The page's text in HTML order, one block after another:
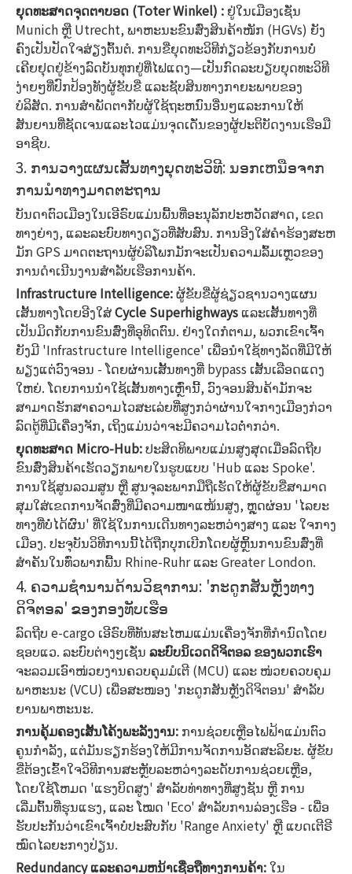
ຍຸດທະສາດຈຸດຕາບອດ (Toter Winkel) : ຢູ່ໃນເມືອງເຊັ່ນ
Munich ຫຼື Utrecht, ພາຫະນະຂົນສົ່ງສິນຄ້າໜັກ (HGVs) ຍັງ
ຄົງເປັນປັດໃຈສ່ຽງຕົ້ນຕໍ. ການຂີ່ຍຸດທະວິທີກ່ຽວຂ້ອງກັບການບໍ່
ເຄີຍຢຸດຢູ່ຂ້າງລົດບັນທຸກຢູ່ທີ່ໄຟແດງ—ເປັນກົດລະບຽບຍຸດທະວິທີ
ງ່າຍໆທີ່ປົກປ້ອງທັງຜູ້ຂັບຂີ່ ແລະຊັບສິນທາງກາຍະພາບຂອງ
ບໍລິສັດ. ການສໍາພັດຕາກັບຜູ້ໃຊ້ຖະຫນົນອື່ນໆແລະການໃຫ້
ສັນຍານທີ່ຊັດເຈນແລະໄວແມ່ນຈຸດເດັ່ນຂອງຜູ້ປະຕິບັດງານເຮືອມື
ອາຊີບ.
3. ການວາງແຜນເສັ້ນທາງຍຸດທະວິທີ: ນອກເຫນືອຈາກ
ການນໍາທາງມາດຕະຖານ
ບັນດາຕົວເມືອງໃນເອີຣົບແມ່ນພື້ນທີ່ອະນຸລັກປະຫວັດສາດ, ເຂດ
ທາງຍ່າງ, ແລະລະບົບທາງດຽວທີ່ສັບສົນ. ການອີງໃສ່ຄໍາຮ້ອງສະຫ
ມັກ GPS ມາດຕະຖານຜູ້ບໍລິໂພກມັກຈະເປັນຄວາມລົ້ມເຫຼວຂອງ
ການດໍາເນີນງານສໍາລັບເຮືອການຄ້າ.
Infrastructure Intelligence:ຜູ້ຂັບຂີ່ຜູ້ຊ່ຽວຊານວາງແຜນ
ເສັ້ນທາງໂດຍອີງໃສ່Cycle Superhighways ແລະເສັ້ນທາງທີ່
ເປັນມິດກັບການຂົນສົ່ງທີ່ອຸທິດຕົນ. ຢ່າງໃດກໍຕາມ, ພວກເຂົາເຈົ້າ
ຍັງມີ 'Infrastructure Intelligence' ເພື່ອນໍາໃຊ້ທາງລັດທີ່ມີໃຫ້
ພຽງແຕ່ວົງຈອນ - ໂດຍຜ່ານເສັ້ນທາງທີ່ bypass ເສັ້ນເລືອດແດງ
ໃຫຍ່. ໂດຍການນໍາໃຊ້ເສັ້ນທາງເຫຼົ່ານີ້, ວົງຈອນສິນຄ້າມັກຈະ
ສາມາດຮັກສາຄວາມໄວສະເລ່ຍທີ່ສູງກວ່າຜ່ານໃຈກາງເມືອງກ່ວາ
ລົດຕູ້ທີ່ມີເຄື່ອງຈັກ, ເຖິງແມ່ນວ່າຈະມີຄວາມໄວຕ່ໍາກວ່າ.
ຍຸດທະສາດ Micro-Hub:ປະສິດທິພາບແມ່ນສູງສຸດເມື່ອລົດຖີບ
ຂົນສົ່ງສິນຄ້າເຮັດວຽກພາຍໃນຮູບແບບ 'Hub ແລະ Spoke'.
ການໃຊ້ສູນລວມສູນ ຫຼື ສູນຈຸລະພາກມືຖືເຮັດໃຫ້ຜູ້ຂັບຂີ່ສາມາດ
ສຸມໃສ່ເຂດການຈັດສົ່ງທີ່ມີຄວາມໜາແໜ້ນສູງ, ຫຼຸດຜ່ອນ 'ໄລຍະ
ທາງທີ່ບໍ່ໄດ້ຜົນ' ທີ່ໃຊ້ໃນການເດີນທາງລະຫວ່າງສາງ ແລະ ໃຈກາງ
ເມືອງ. ປະຈຸບັນວິທີການນີ້ໄດ້ຖືກບຸກເບີກໂດຍຜູ້ຫຼິ້ນການຂົນສົ່ງທີ່
ສໍາຄັນໃນທົ່ວພາກພື້ນ Rhine-Ruhr ແລະ Greater London.
4. ຄວາມຊຳນານດ້ານວິຊາການ: 'ກະດູກສັນຫຼັງທາງ
ດິຈິຕອລ' ຂອງກອງທັບເຮືອ
ລົດຖີບ e-cargo ເອີຣົບທີ່ທັນສະໄຫມແມ່ນເຄື່ອງຈັກທີ່ກໍານົດໂດຍ
ຊອບແວ. ລະບົບຕ່າງໆເຊັ່ນ ລະບົບນິເວດດິຈິຕອລ ຂອງພວກເຮົາ
ຈະລວມເອົາໜ່ວຍງານຄວບຄຸມມໍເຕີ (MCU) ແລະ ໜ່ວຍຄວບຄຸມ
ພາຫະນະ (VCU) ເພື່ອສະໜອງ 'ກະດູກສັນຫຼັງດິຈິຕອນ' ສໍາລັບ
ຍານພາຫະນະ.
ການຄຸ້ມຄອງເສັ້ນໂຄ້ງພະລັງງານ: ການຊ່ວຍເຫຼືອໄຟຟ້າແມ່ນຕົວ
ຄູນກໍາລັງ, ແຕ່ມັນຮຽກຮ້ອງໃຫ້ມີການຈັດການອັດສະລິຍະ. ຜູ້ຂັບ
ຂີ່ຕ້ອງເຂົ້າໃຈວິທີການສະຫຼັບລະຫວ່າງລະດັບການຊ່ວຍເຫຼືອ,
ໂດຍໃຊ້ໂຫມດ 'ແຮງບິດສູງ' ສໍາລັບທ່າທາງທີ່ສູງຊັນ ຫຼື ການ
ເລີ່ມຕົ້ນທີ່ຮຸນແຮງ, ແລະ ໂໝດ 'Eco' ສຳລັບການລ່ອງເຮືອ - ເພື່ອ
ຮັບປະກັນວ່າເຂົາເຈົ້າບໍ່ປະສົບກັບ 'Range Anxiety' ຫຼື ແບດເຕີຣີ
ໝົດໄລຍະກາງປ່ຽນ.
Redundancy ແລະຄວາມຫນ້າເຊື່ອຖືທາງການຄ້າ:ໃນ